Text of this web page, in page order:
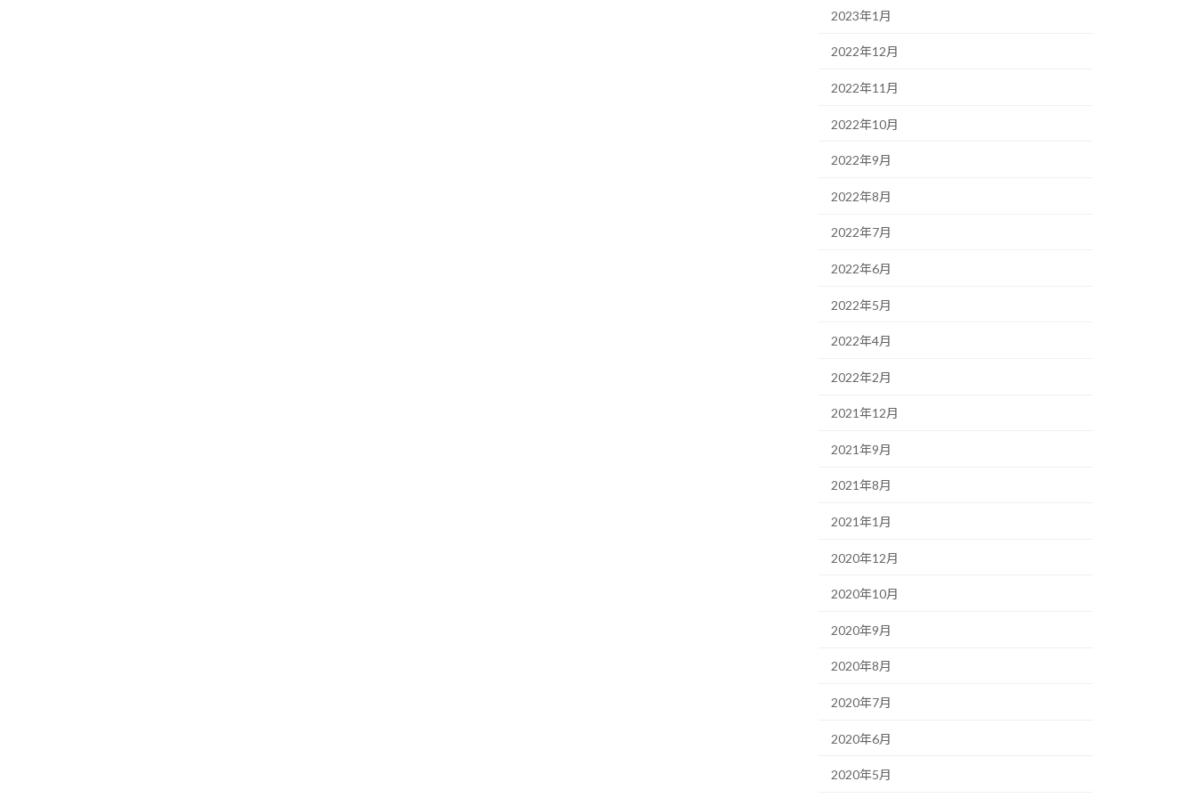
2023年1月
2022年12月
2022年11月
2022年10月
2022年9月
2022年8月
2022年7月
2022年6月
2022年5月
2022年4月
2022年2月
2021年12月
2021年9月
2021年8月
2021年1月
2020年12月
2020年10月
2020年9月
2020年8月
2020年7月
2020年6月
2020年5月